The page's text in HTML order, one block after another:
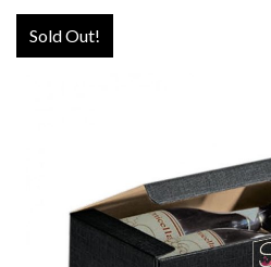
Sold Out!
BOX